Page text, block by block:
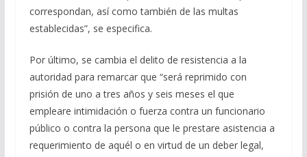
correspondan, así como también de las multas
establecidas”, se especifica.
Por último, se cambia el delito de resistencia a la
autoridad para remarcar que “será reprimido con
prisión de uno a tres años y seis meses el que
empleare intimidación o fuerza contra un funcionario
público o contra la persona que le prestare asistencia a
requerimiento de aquél o en virtud de un deber legal,